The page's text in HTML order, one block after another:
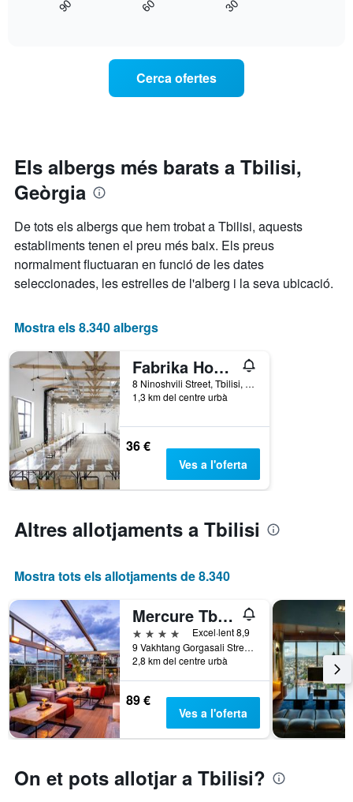
mostra
eix
Y
que
mostra
el
preu
mitjà
d'una
habitació
mostra
s'acosta
la
data
de
El
gràfic
té
1
eix
que
el
nombre
de
dies
abans
de
l'estada
El
gràfic
té
Y
el
mitjà
d'una
habitació
90 60 30
Cerca ofertes
Els albergs més barats a Tbilisi,
Geòrgia
De tots els albergs que hem trobat a Tbilisi, aquests
establiments tenen el preu més baix. Els preus
normalment fluctuaran en funció de les dates
seleccionades, les estrelles de l'alberg i la seva ubicació.
Mostra els 8.340 albergs
Fabrika Hostel & Suites - Hostel
8 Ninoshvili Street, Tbilisi, Geòrgia
1,3 km del centre urbà
36 €
Ves a l'oferta
Altres allotjaments a Tbilisi
Mostra tots els allotjaments de 8.340
Mercure Tbilisi Old Town
4 estrelles
Excel·lent 8,9
9 Vakhtang Gorgasali Street, Tbilisi, Geòrgia
2,8 km del centre urbà
89 €
Ves a l'oferta
On et pots allotjar a Tbilisi?